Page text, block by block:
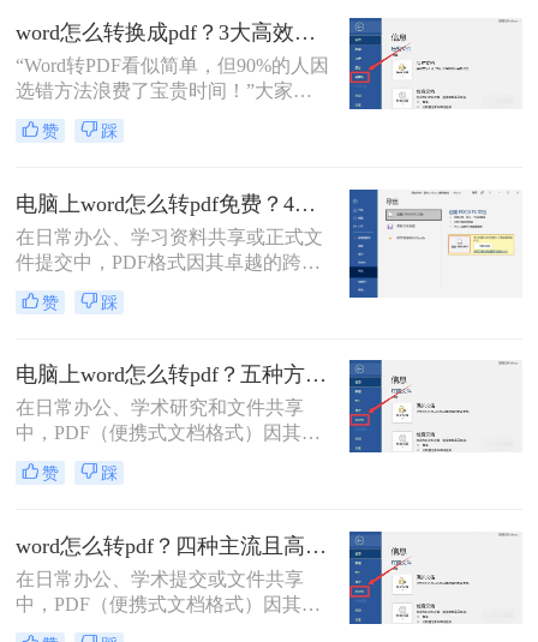
呢？本文将介绍三种高效且易于操作
的Word文档转换成PDF的方法，帮助
读者轻松应对这一需求。
word怎么转换成pdf？3大高效方法详解，职场人必备技能！
“Word转PDF看似简单，但90%的人因
选错方法浪费了宝贵时间！”大家
好，我是小编——一位深耕电脑办公
软件测评多年的IT博主。在日常工作
后格式错乱，还得手动调整，太折腾
了！”尤其对于职场办公人群和自媒
体创作者而言，Word转PDF的需求高
频且关键：报告提交、合同归档、内
容分发……任何格式失误都可能导致
专业形象受损。
赞 踩
电脑上word怎么转pdf免费？4种高效的方法详解！
在日常办公、学习资料共享或正式文
件提交中，PDF格式因其卓越的跨平
台兼容性、固定的排版格式以及良好
的安全性，几乎成为了标准文件格
档编辑工具，我们经常需要将其编辑
好的文档转换为PDF。
赞 踩
电脑上word怎么转pdf？五种方法详解！
在日常办公、学术研究和文件共享
中，PDF（便携式文档格式）因其跨
平台、格式固定、不易被篡改的特
性，已成为文件分发的标准格式。而
工具，将其内容完美转换为PDF，是
几乎每个人都会遇到的需求。那么电
脑上word怎么转pdf呢？
赞 踩
word怎么转pdf？四种主流且高效全解析！
在日常办公、学术提交或文件共享
中，PDF（便携式文档格式）因其卓
越的跨平台一致性、格式固定性和安